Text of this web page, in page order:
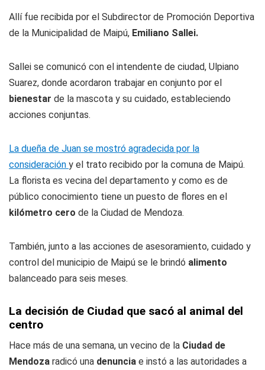
Allí fue recibida por el Subdirector de Promoción Deportiva
de la Municipalidad de Maipú, Emiliano Sallei.
Sallei se comunicó con el intendente de ciudad, Ulpiano
Suarez, donde acordaron trabajar en conjunto por el
bienestar de la mascota y su cuidado, estableciendo
acciones conjuntas.
La dueña de Juan se mostró agradecida por la
consideración y el trato recibido por la comuna de Maipú.
La florista es vecina del departamento y como es de
público conocimiento tiene un puesto de flores en el
kilómetro cero de la Ciudad de Mendoza.
También, junto a las acciones de asesoramiento, cuidado y
control del municipio de Maipú se le brindó alimento
balanceado para seis meses.
La decisión de Ciudad que sacó al animal del
centro
Hace más de una semana, un vecino de la Ciudad de
Mendoza radicó una denuncia e instó a las autoridades a